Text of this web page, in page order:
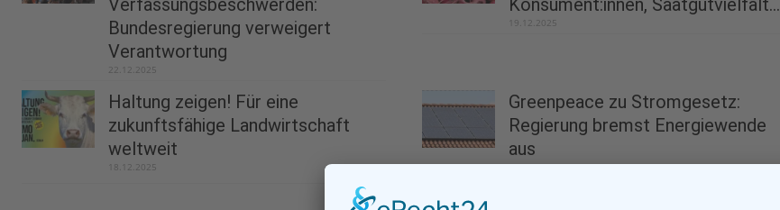
Bundesregierung verweigert
Verantwortung
22.12.2025
19.12.2025
Haltung zeigen! Für eine
zukunftsfähige Landwirtschaft
weltweit
18.12.2025
Greenpeace zu Stromgesetz:
Regierung bremst Energiewende
aus
27.11.2025